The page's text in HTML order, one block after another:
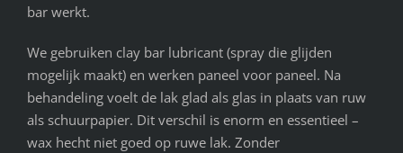
bar werkt.
We gebruiken clay bar lubricant (spray die glijden
mogelijk maakt) en werken paneel voor paneel. Na
behandeling voelt de lak glad als glas in plaats van ruw
als schuurpapier. Dit verschil is enorm en essentieel –
wax hecht niet goed op ruwe lak. Zonder